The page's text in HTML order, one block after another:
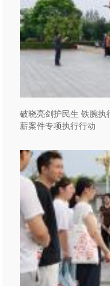
破晓亮剑护民生 铁腕
薪案件专项执行行动